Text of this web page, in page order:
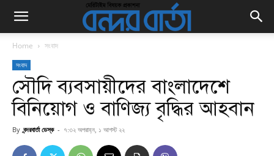
Home সংবাদ
সংবাদ
সৌদি ব্যবসায়ীদের বাংলাদেশে
বিনিয়োগ ও বাণিজ্য বৃদ্ধির আহবান
By বন্দরবার্তা ডেস্ক - ৭:৩২ অপরাহ্ন, ১ আগস্ট ২২